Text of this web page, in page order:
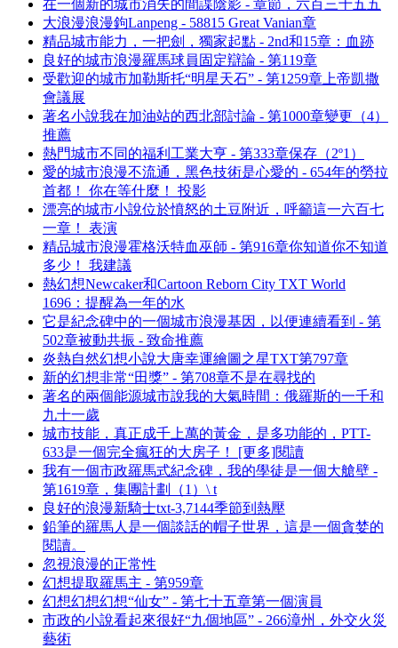
在一個新的城市消失的間諜陰影 - 章節，六百三十五五
大浪漫浪漫鉤Lanpeng - 58815 Great Vanian章
精品城市能力，一把劍，獨家起點 - 2nd和15章：血跡
良好的城市浪漫羅馬球員固定辯論 - 第119章
受歡迎的城市加勒斯托“明星天石” - 第1259章上帝凱撒
會議展
著名小說我在加油站的西北部討論 - 第1000章變更（4）
推薦
熱門城市不同的福利工業大亨 - 第333章保存（2º1）
愛的城市浪漫不流通，黑色技術是心愛的 - 654年的勞拉
首都！ 你在等什麼！ 投影
漂亮的城市小說位於憤怒的土豆附近，呼籲這一六百七
一章！ 表演
精品城市浪漫霍格沃特血巫師 - 第916章你知道你不知道
多少！ 我建議
熱幻想Newcaker和Cartoon Reborn City TXT World
1696：提醒為一年的水
它是紀念碑中的一個城市浪漫基因，以便連續看到 - 第
502章被動共振 - 致命推薦
炎熱自然幻想小說大唐幸運繪圖之星TXT第797章
新的幻想非常“田獎” - 第708章不是在尋找的
著名的兩個能源城市說我的大氣時間：俄羅斯的一千和
九十一歲
城市技能，真正成千上萬的黃金，是多功能的，PTT-
633是一個完全瘋狂的大房子！ [更多]閱讀
我有一個市政羅馬式紀念碑，我的學徒是一個大艙壁 -
第1619章，集團計劃（1）\ t
良好的浪漫新騎士txt-3,7144季節到熱壓
鉛筆的羅馬人是一個談話的帽子世界，這是一個貪婪的
閱讀。
忽視浪漫的正常性
幻想提取羅馬主 - 第959章
幻想幻想幻想“仙女” - 第七十五章第一個演員
市政的小說看起來很好“九個地區” - 266漳州，外交火災
藝術